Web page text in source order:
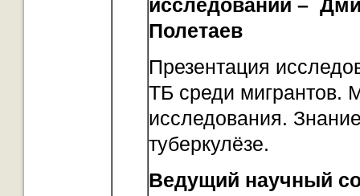
исследований –
Полетаев
Презентация
ТБ среди мигрантов.
исследования.
туберкулёзе.
Ведущий научный